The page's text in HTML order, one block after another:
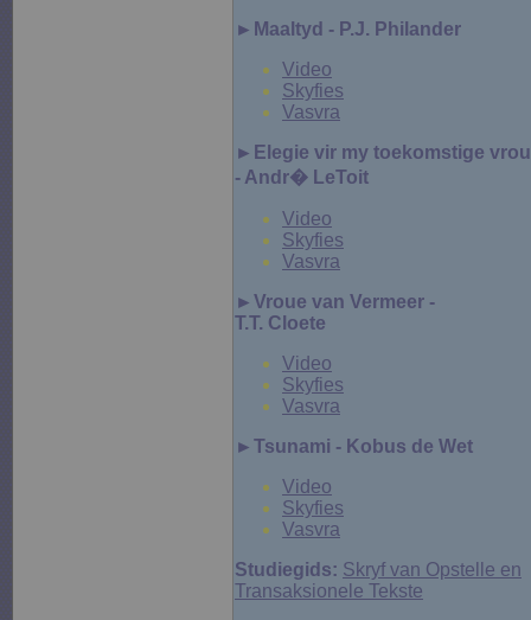
►Maaltyd - P.J. Philander
Video
Skyfies
Vasvra
► Elegie vir my toekomstige vrou
- Andr� LeToit
Video
Skyfies
Vasvra
►Vroue van Vermeer -
T.T. Cloete
Video
Skyfies
Vasvra
►Tsunami - Kobus de Wet
Video
Skyfies
Vasvra
Studiegids: Skryf van Opstelle en
Transaksionele Tekste